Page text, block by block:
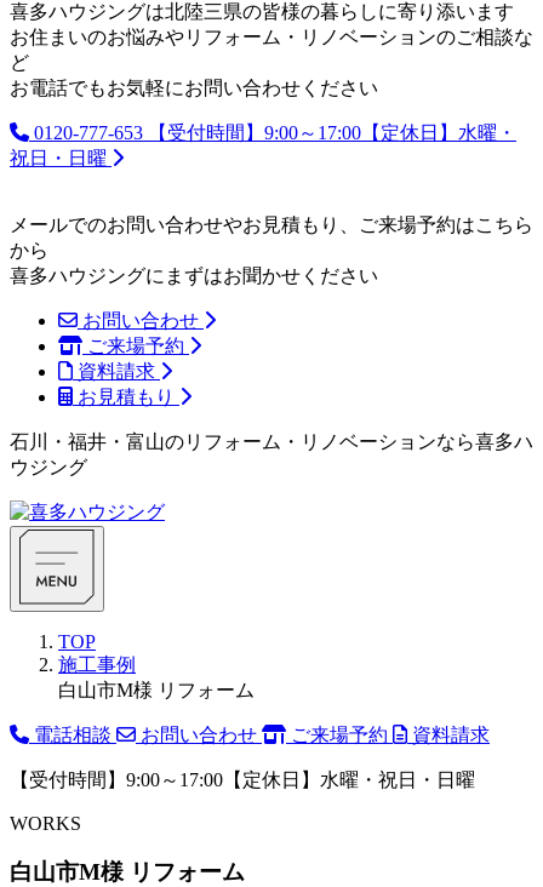
喜多ハウジングは北陸三県の皆様の暮らしに寄り添います
お住まいのお悩みやリフォーム・リノベーションのご相談な
ど
お電話でもお気軽にお問い合わせください
0120-777-653
【受付時間】9:00～17:00【定休日】水曜・
祝日・日曜
メールでのお問い合わせやお見積もり、ご来場予約はこちら
から
喜多ハウジングにまずはお聞かせください
お問い合わせ
ご来場予約
資料請求
お見積もり
石川・福井・富山のリフォーム・リノベーションなら喜多ハ
ウジング
TOP
施工事例
白山市M様 リフォーム
電話相談 お問い合わせ ご来場予約 資料請求
【受付時間】9:00～17:00【定休日】水曜・祝日・日曜
WORKS
白山市M様 リフォーム